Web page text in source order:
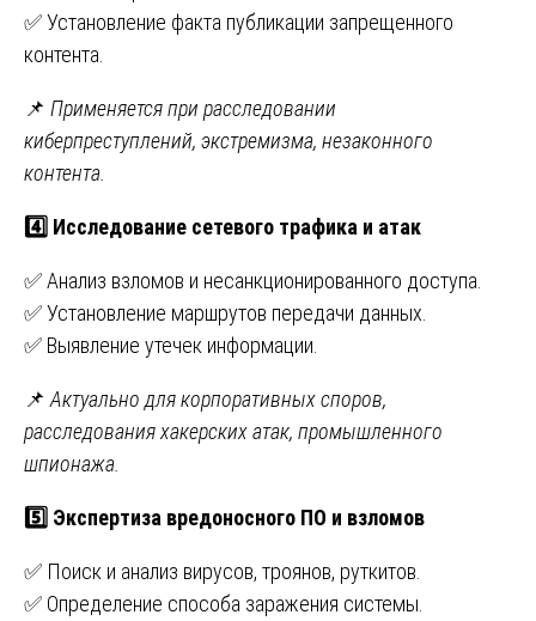
✅ Установление факта публикации запрещенного
контента.
📌 Применяется при расследовании
киберпреступлений, экстремизма, незаконного
контента.
4️ Исследование сетевого трафика и атак
✅ Анализ взломов и несанкционированного доступа.
✅ Установление маршрутов передачи данных.
✅ Выявление утечек информации.
📌 Актуально для корпоративных споров,
расследования хакерских атак, промышленного
шпионажа.
5️ Экспертиза вредоносного ПО и взломов
✅ Поиск и анализ вирусов, троянов, руткитов.
✅ Определение способа заражения системы.